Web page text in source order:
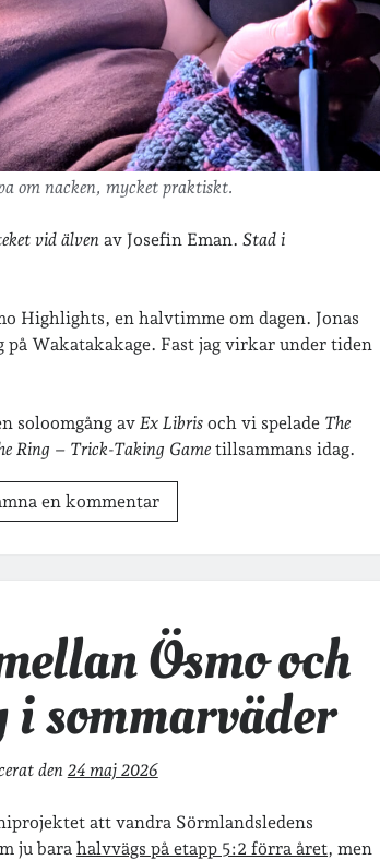
om nacken, mycket praktiskt.
vid älven av Josefin Eman.Stad i
Highlights, en halvtimme om dagen. Jonas
på Wakatakakage. Fast jag virkar under tiden
soloomgång avEx Libris och vi spelade The
Ring – Trick-Taking Game tillsammans idag.
en kommentar
Ösmo och
i sommarväder
den 24 maj 2026
att vandra Sörmlandsledens
ju barahalvvägs på etapp 5:2 förra året, men